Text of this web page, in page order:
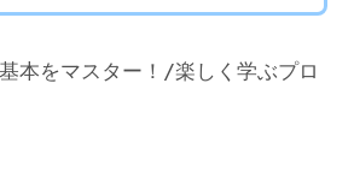
基本をマスター！/楽しく学ぶプロ